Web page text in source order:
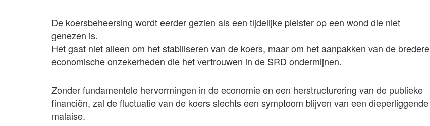
De koersbeheersing wordt eerder gezien als een tijdelijke pleister op een wond die niet
genezen is.
Het gaat niet alleen om het stabiliseren van de koers, maar om het aanpakken van de bredere
economische onzekerheden die het vertrouwen in de SRD ondermijnen.
Zonder fundamentele hervormingen in de economie en een herstructurering van de publieke
financiën, zal de fluctuatie van de koers slechts een symptoom blijven van een dieperliggende
malaise.